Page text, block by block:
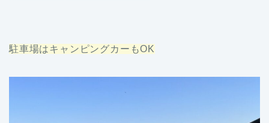
駐車場はキャンピングカーもOK